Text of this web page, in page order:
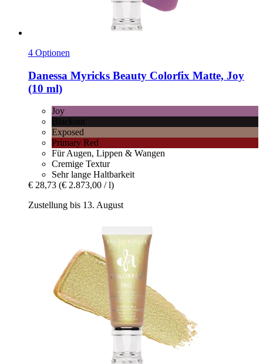
4 Optionen
Danessa Myricks Beauty Colorfix Matte, Joy
(10 ml)
Joy
Blackout
Exposed
Primary Red
Für Augen, Lippen & Wangen
Cremige Textur
Sehr lange Haltbarkeit
€ 28,73 (€ 2.873,00 / l)
Zustellung bis 13. August